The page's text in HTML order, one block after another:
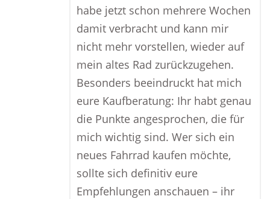
habe jetzt schon mehrere Wochen
damit verbracht und kann mir
nicht mehr vorstellen, wieder auf
mein altes Rad zurückzugehen.
Besonders beeindruckt hat mich
eure Kaufberatung: Ihr habt genau
die Punkte angesprochen, die für
mich wichtig sind. Wer sich ein
neues Fahrrad kaufen möchte,
sollte sich definitiv eure
Empfehlungen anschauen – ihr